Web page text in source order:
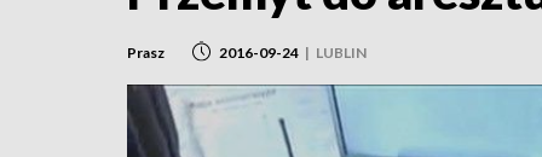
Prasz 2016-09-24 | LUBLIN